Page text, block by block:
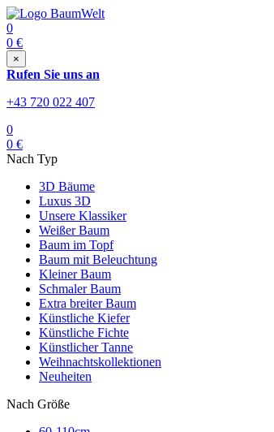
0
0 €
×
Rufen Sie uns an
+43 720 022 407
0
0 €
Nach Typ
3D Bäume
Luxus 3D
Unsere Klassiker
Weißer Baum
Baum im Topf
Baum mit Beleuchtung
Kleiner Baum
Schmaler Baum
Extra breiter Baum
Künstliche Kiefer
Künstliche Fichte
Künstlicher Tanne
Weihnachtskollektionen
Neuheiten
Nach Größe